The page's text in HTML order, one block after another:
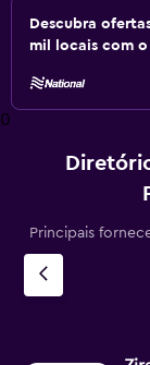
Descubra
mil locais com
0
Principais